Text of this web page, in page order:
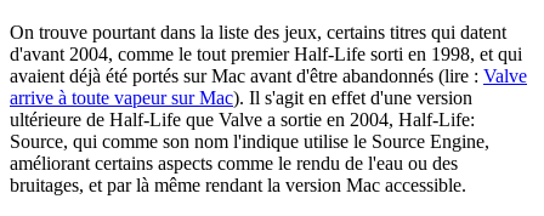
On trouve pourtant dans la liste des jeux, certains titres qui datent
d'avant 2004, comme le tout premier Half-Life sorti en 1998, et qui
avaient déjà été portés sur Mac avant d'être abandonnés (lire : Valve
arrive à toute vapeur sur Mac). Il s'agit en effet d'une version
ultérieure de Half-Life que Valve a sortie en 2004, Half-Life:
Source, qui comme son nom l'indique utilise le Source Engine,
améliorant certains aspects comme le rendu de l'eau ou des
bruitages, et par là même rendant la version Mac accessible.